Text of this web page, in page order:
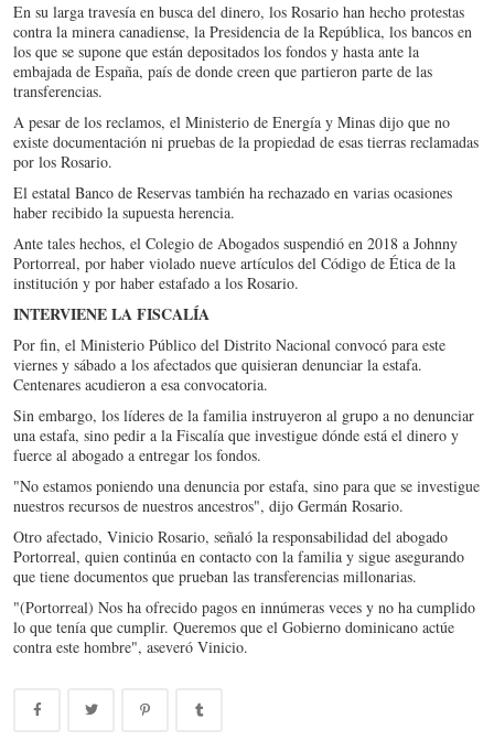
En su larga travesía en busca del dinero, los Rosario han hecho protestas
contra la minera canadiense, la Presidencia de la República, los bancos en
los que se supone que están depositados los fondos y hasta ante la
embajada de España, país de donde creen que partieron parte de las
transferencias.
A pesar de los reclamos, el Ministerio de Energía y Minas dijo que no
existe documentación ni pruebas de la propiedad de esas tierras reclamadas
por los Rosario.
El estatal Banco de Reservas también ha rechazado en varias ocasiones
haber recibido la supuesta herencia.
Ante tales hechos, el Colegio de Abogados suspendió en 2018 a Johnny
Portorreal, por haber violado nueve artículos del Código de Ética de la
institución y por haber estafado a los Rosario.
INTERVIENE LA FISCALÍA
Por fin, el Ministerio Público del Distrito Nacional convocó para este
viernes y sábado a los afectados que quisieran denunciar la estafa.
Centenares acudieron a esa convocatoria.
Sin embargo, los líderes de la familia instruyeron al grupo a no denunciar
una estafa, sino pedir a la Fiscalía que investigue dónde está el dinero y
fuerce al abogado a entregar los fondos.
"No estamos poniendo una denuncia por estafa, sino para que se investigue
nuestros recursos de nuestros ancestros", dijo Germán Rosario.
Otro afectado, Vinicio Rosario, señaló la responsabilidad del abogado
Portorreal, quien continúa en contacto con la familia y sigue asegurando
que tiene documentos que prueban las transferencias millonarias.
"(Portorreal) Nos ha ofrecido pagos en innúmeras veces y no ha cumplido
lo que tenía que cumplir. Queremos que el Gobierno dominicano actúe
contra este hombre", aseveró Vinicio.